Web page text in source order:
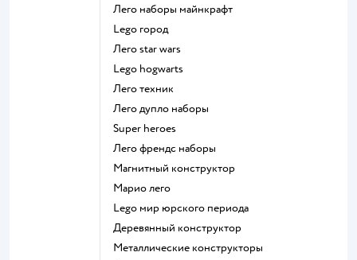
Лего наборы майнкрафт
Lego город
Лего star wars
Lego hogwarts
Лего техник
Лего дупло наборы
Super heroes
Лего френдс наборы
Магнитный конструктор
Марио лего
Lego мир юрского периода
Деревянный конструктор
Металлические конструкторы